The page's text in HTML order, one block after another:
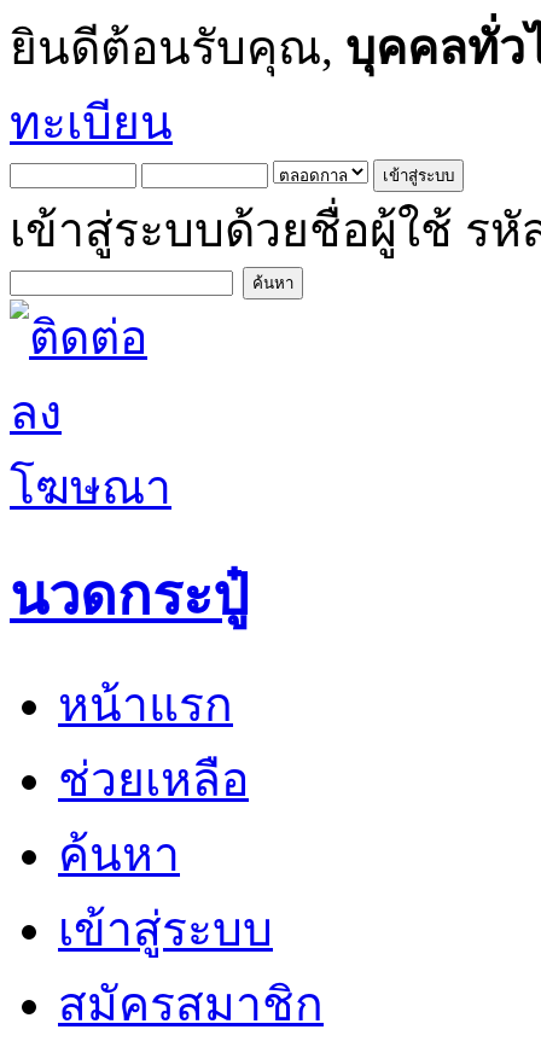
ยินดีต้อนรับคุณ, บุคคลทั่ว
ทะเบียน
เข้าสู่ระบบด้วยชื่อผู้ใช้ รหั
นวดกระปู๋
หน้าแรก
ช่วยเหลือ
ค้นหา
เข้าสู่ระบบ
สมัครสมาชิก